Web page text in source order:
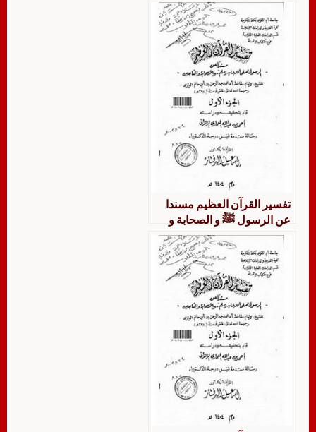
تفسير القرآن العظيم مسندا
عن الرسول ﷺ و الصحابة و
التابعين للشيخ الإمام عبد
الرحمن بن أبي حاتم الرازي
تفسير سورتي الأنفال والتوبة
دراسة وتحقيق وتخريج